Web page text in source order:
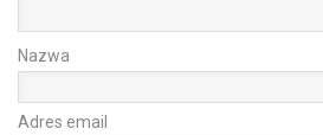
Nazwa
Adres email